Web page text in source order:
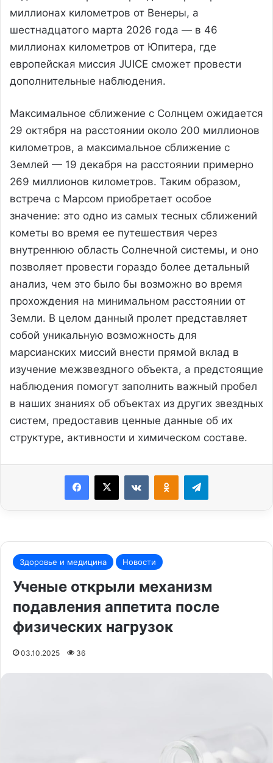
миллионах километров от Венеры, а
шестнадцатого марта 2026 года — в 46
миллионах километров от Юпитера, где
европейская миссия JUICE сможет провести
дополнительные наблюдения.
Максимальное сближение с Солнцем ожидается
29 октября на расстоянии около 200 миллионов
километров, а максимальное сближение с
Землей — 19 декабря на расстоянии примерно
269 миллионов километров. Таким образом,
встреча с Марсом приобретает особое
значение: это одно из самых тесных сближений
кометы во время ее путешествия через
внутреннюю область Солнечной системы, и оно
позволяет провести гораздо более детальный
анализ, чем это было бы возможно во время
прохождения на минимальном расстоянии от
Земли. В целом данный пролет представляет
собой уникальную возможность для
марсианских миссий внести прямой вклад в
изучение межзвездного объекта, а предстоящие
наблюдения помогут заполнить важный пробел
в наших знаниях об объектах из других звездных
систем, предоставив ценные данные об их
структуре, активности и химическом составе.
Facebook
X VKontakteOdnoklassniki
Telegram